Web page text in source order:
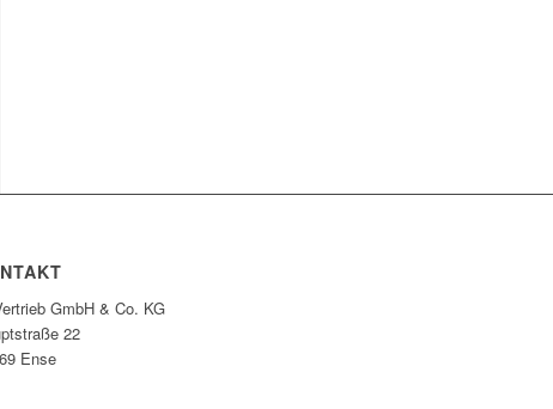
GmbH & Co. KG
22
Ense